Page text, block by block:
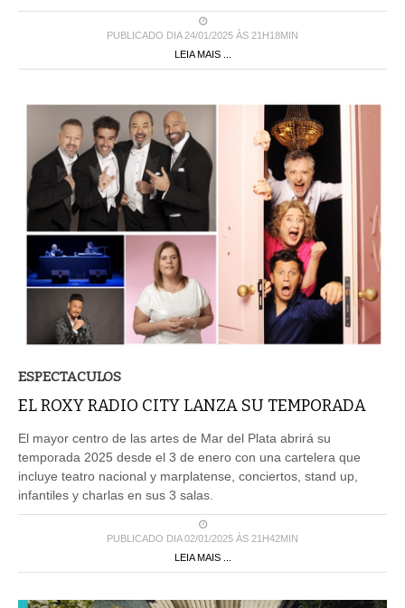
PUBLICADO DIA 24/01/2025 ÀS 21H18MIN
LEIA MAIS ...
ESPECTACULOS
EL ROXY RADIO CITY LANZA SU TEMPORADA
El mayor centro de las artes de Mar del Plata abrirá su
temporada 2025 desde el 3 de enero con una cartelera que
incluye teatro nacional y marplatense, conciertos, stand up,
infantiles y charlas en sus 3 salas.
PUBLICADO DIA 02/01/2025 ÀS 21H42MIN
LEIA MAIS ...